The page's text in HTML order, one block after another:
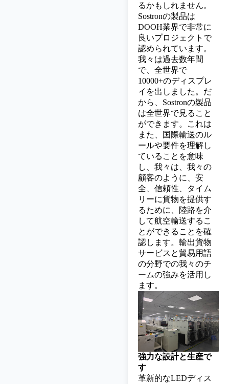
るかもしれません。
Sostronの製品は
DOOH業界で非常に
良いプロジェクトで
認められています。
我々は過去数年間
で、全世界で
10000+のディスプレ
イを出しました。だ
から、Sostronの製品
は全世界で見ること
ができます。これは
また、国際輸送のル
ールや要件を理解し
ていることを意味
し、我々は、我々の
顧客のように、安
全、信頼性、タイム
リーに貨物を提供す
るために、陸路を介
して航空輸送するこ
とができることを確
認します。輸出貨物
サービスと貿易用語
の分野での我々のチ
ームの強みを活用し
ます。
強力な設計と生産で
す
革新的なLEDディス